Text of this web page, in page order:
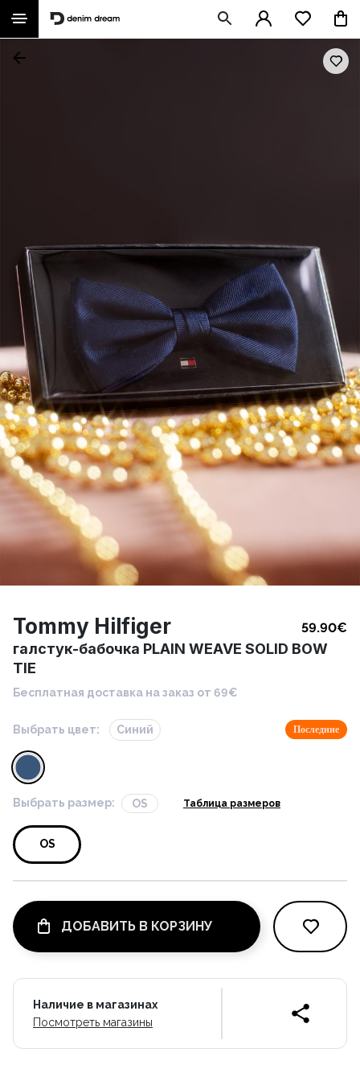
Tommy Hilfiger 59.90€
галстук-бабочка PLAIN WEAVE SOLID BOW
TIE
Бесплатная доставка на заказ от 69€
Выбрать цвет: Синий Последние
Выбрать размер: OS Таблица размеров
OS
ДОБАВИТЬ В КОРЗИНУ
Наличие в магазинах
Посмотреть магазины